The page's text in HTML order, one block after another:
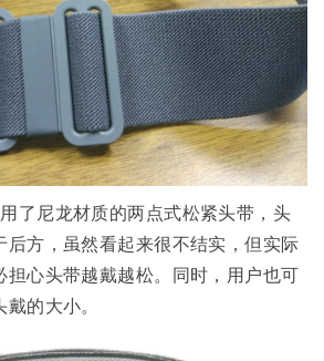
了尼龙材质的两点式松紧头带，头
后方，虽然看起来很不结实，但实际
担心头带越戴越松。同时，用户也可
的大小。